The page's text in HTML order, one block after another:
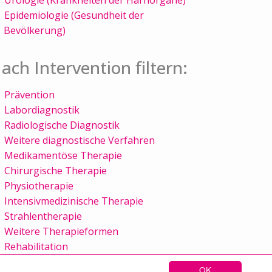
OK
Epidemiologie (Gesundheit der
Bevölkerung)
Intervention filtern:
Prävention
Labordiagnostik
Radiologische Diagnostik
Weitere diagnostische Verfahren
Medikamentöse Therapie
Chirurgische Therapie
Physiotherapie
Intensivmedizinische Therapie
Strahlentherapie
Weitere Therapieformen
Rehabilitation